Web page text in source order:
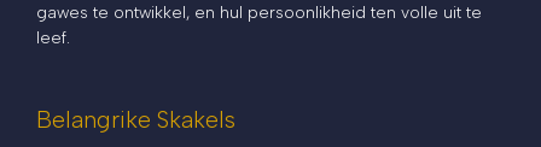
gawes te ontwikkel, en hul persoonlikheid ten volle uit te
leef.
Belangrike Skakels